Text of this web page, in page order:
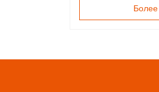
Более